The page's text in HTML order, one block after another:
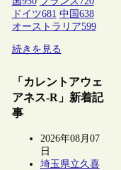
ドイツ681 中国 638
オーストラリア599
続きを見る
「カレントアウェ
アネス-R」新着記
事
2026年08月07
日
埼玉県立久喜